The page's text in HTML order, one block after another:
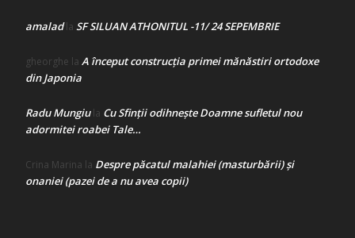
amaladla SF SILUAN ATHONITUL -11/ 24 SEPEMBRIE
gheorghe la A început construcţia primei mănăstiri ortodoxe
din Japonia
Radu Mungiula Cu Sfinții odihnește Doamne sufletul nou
adormitei roabei Tale…
Crina Marina la Despre păcatul malahiei (masturbării) şi
onaniei (pazei de a nu avea copii)